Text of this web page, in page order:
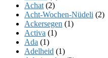
Achat (2)
Acht-Wochen-Nüdeli (2)
Ackersegen (1)
Activa (1)
Ada (1)
Adelheid (1)